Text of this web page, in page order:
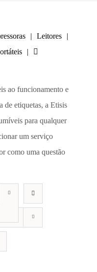
Leitores
ao funcionamento e
de etiquetas, a Etisis
para qualquer
um serviço
como uma questão